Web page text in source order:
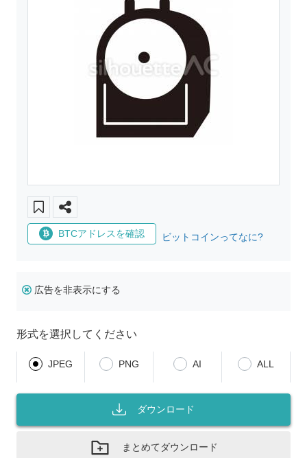
BTCアドレスを確認 ビットコインってなに?
広告を非表示にする
形式を選択してください
JPEG PNG AI ALL
ダウンロード
まとめてダウンロード